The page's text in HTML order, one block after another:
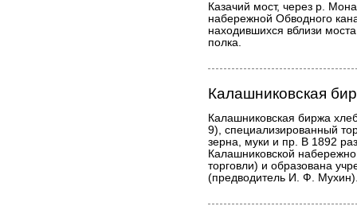
Казачий мост, через р.
набережной Обводного
находившихся вблизи
полка.
Калашниковская
Калашниковская биржа
9), специализированный
зерна, муки и пр. В 1892
Калашниковской
торговли) и образована
(предводитель И. Ф.